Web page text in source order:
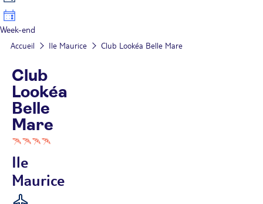
Week-end
Accueil Ile Maurice Club Lookéa Belle Mare
Club
Lookéa
Belle
Mare
Ile
Maurice